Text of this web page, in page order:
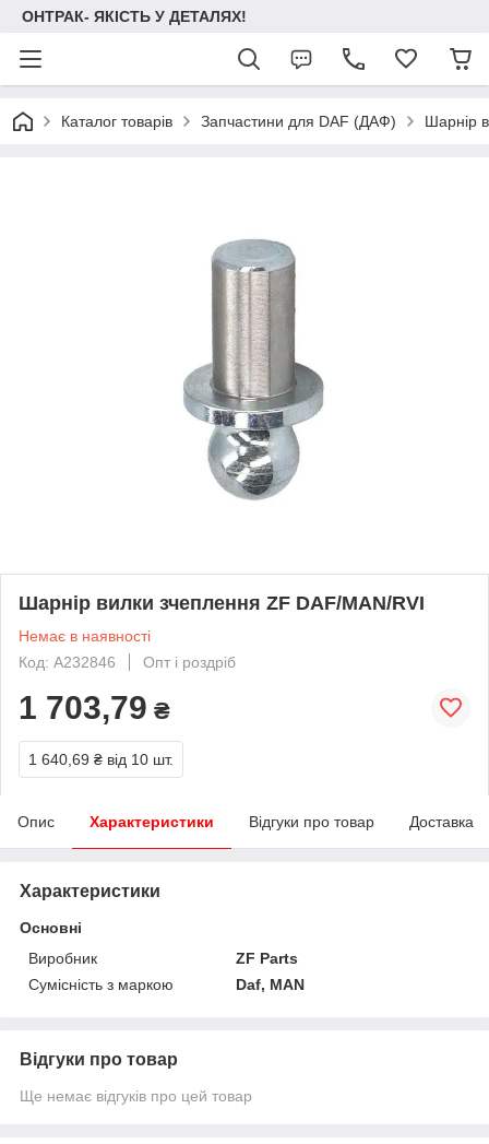
ОНТРАК- ЯКІСТЬ У ДЕТАЛЯХ!
Каталог товарів Запчастини для DAF (ДАФ) Шарнір
Шарнір вилки зчеплення ZF DAF/MAN/RVI
Немає в наявності
Код: A232846
Опт і роздріб
1 703,79 ₴
1 640,69 ₴ від 10 шт.
Опис Характеристики Відгуки про товар Доставка
Характеристики
Основні
Виробник
ZF Parts
Сумісність з маркою
Daf, MAN
Відгуки про товар
Ще немає відгуків про цей товар